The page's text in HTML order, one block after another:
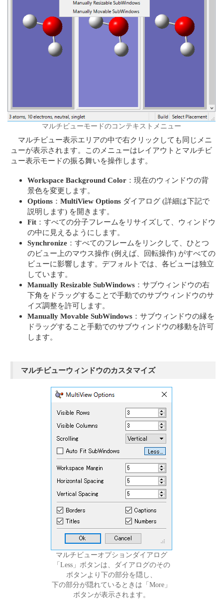
マルチビューモードのコンテキストメニュー
マルチビュー表示エリアの中で右クリックしても同じメニ
ューが表示されます。このメニューはレイアウトとマルチビ
ュー表示モードの振る舞いを操作します。
Workspace Background Color ：現在のウィンドウの背
景色を変更します。
Options ： MultiView Options ダイアログ (詳細は下記で
説明します) を開きます。
Fit ：すべての分子フレームをリサイズして、ウィンドウ
の中に見えるようにします。
Synchronize ：すべてのフレームをリンクして、ひとつ
のビュー上のマウス操作 (例えば、回転操作) がすべての
ビューに影響します。デフォルトでは、各ビューは独立
しています。
Manually Resizable SubWindows ：サブウィンドウの右
下角をドラッグすることで手動でのサブウィンドウのサ
イズ調整を許可します。
Manually Movable SubWindows ：サブウィンドウの縁を
ドラッグすること手動でのサブウィンドウの移動を許可
します。
マルチビューウィンドウのカスタマイズ
マルチビューオプションダイアログ
「Less」ボタンは、ダイアログのその
ボタンより下の部分を隠し、
下の部分が隠れているときは「More」
ボタンが表示されます。